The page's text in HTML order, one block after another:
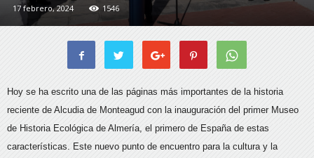
17 febrero, 2024 1546
Hoy se ha escrito una de las páginas más importantes de la historia
reciente de Alcudia de Monteagud con la inauguración del primer Museo
de Historia Ecológica de Almería, el primero de España de estas
características. Este nuevo punto de encuentro para la cultura y la